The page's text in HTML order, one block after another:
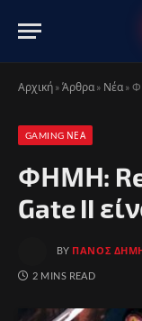
Αρχική » Άρθρα » Νέα »
GAMING ΝΈΑ
ΦΗΜΗ:
Gate II
BY ΠΆΝΟΣ
2 MINS READ